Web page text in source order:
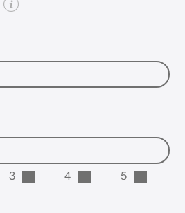
3 4 5